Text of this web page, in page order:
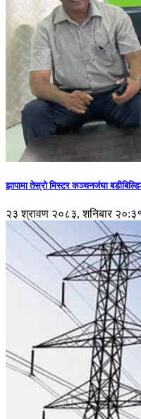
झापामा तेस्रो मिस्टर कञ्चनजंघा
२३ श्रावण २०८३, शनिबार